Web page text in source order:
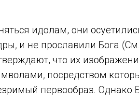
идолам, они
и не прославили Бога
что их
посредством
первообраз. Однако